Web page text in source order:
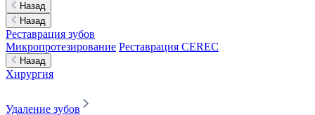
Назад
Назад
Реставрация зубов
Микропротезирование Реставрация CEREC
Назад
Хирургия
Удаление зубов